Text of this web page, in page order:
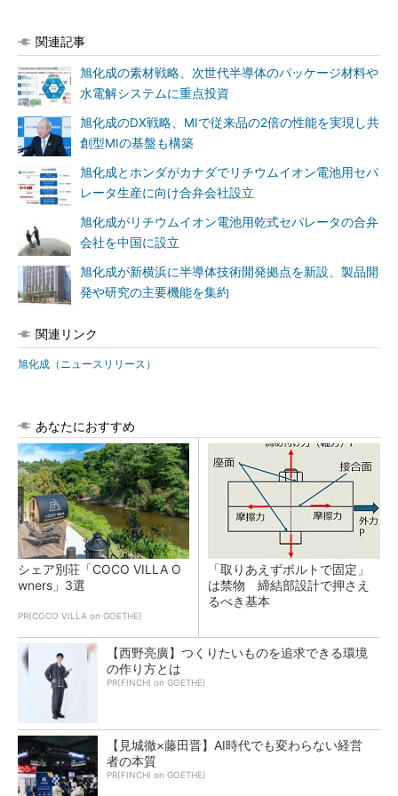
関連記事
旭化成の素材戦略、次世代半導体のパッケージ材料や
水電解システムに重点投資
旭化成のDX戦略、MIで従来品の2倍の性能を実現し共
創型MIの基盤も構築
旭化成とホンダがカナダでリチウムイオン電池用セパ
レータ生産に向け合弁会社設立
旭化成がリチウムイオン電池用乾式セパレータの合弁
会社を中国に設立
旭化成が新横浜に半導体技術開発拠点を新設、製品開
発や研究の主要機能を集約
関連リンク
旭化成（ニュースリリース）
あなたにおすすめ
シェア別荘「COCO VILLA O
wners」3選
PR(COCO VILLA on GOETHE)
「取りあえずボルトで固定」
は禁物 締結部設計で押さえ
るべき基本
【西野亮廣】つくりたいものを追求できる環境
の作り方とは
PR(FINCHI on GOETHE)
【見城徹×藤田晋】AI時代でも変わらない経営
者の本質
PR(FINCHI on GOETHE)